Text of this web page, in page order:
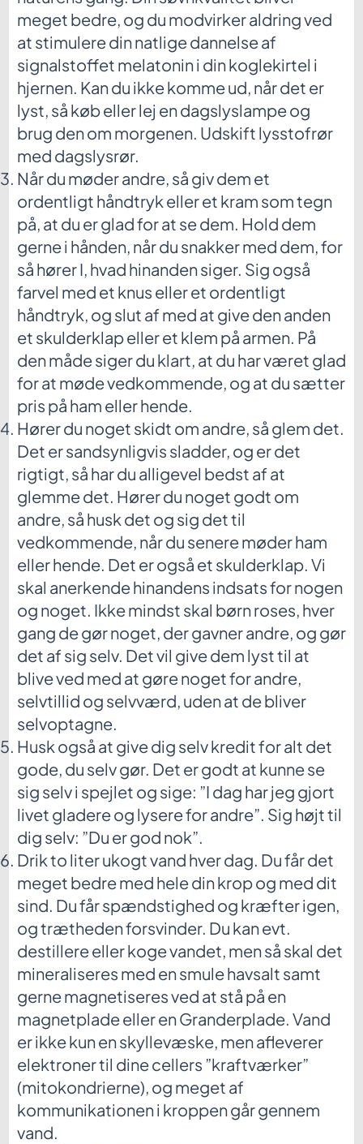
meget bedre, og du modvirker aldring ved
at stimulere din natlige dannelse af
signalstoffet melatonin i din koglekirtel i
hjernen. Kan du ikke komme ud, når det er
lyst, så køb eller lej en dagslyslampe og
brug den om morgenen. Udskift lysstofrør
med dagslysrør.
Når du møder andre, så giv dem et
ordentligt håndtryk eller et kram som tegn
på, at du er glad for at se dem. Hold dem
gerne i hånden, når du snakker med dem, for
så hører I, hvad hinanden siger. Sig også
farvel med et knus eller et ordentligt
håndtryk, og slut af med at give den anden
et skulderklap eller et klem på armen. På
den måde siger du klart, at du har været glad
for at møde vedkommende, og at du sætter
pris på ham eller hende.
Hører du noget skidt om andre, så glem det.
Det er sandsynligvis sladder, og er det
rigtigt, så har du alligevel bedst af at
glemme det. Hører du noget godt om
andre, så husk det og sig det til
vedkommende, når du senere møder ham
eller hende. Det er også et skulderklap. Vi
skal anerkende hinandens indsats for nogen
og noget. Ikke mindst skal børn roses, hver
gang de gør noget, der gavner andre, og gør
det af sig selv. Det vil give dem lyst til at
blive ved med at gøre noget for andre,
selvtillid og selvværd, uden at de bliver
selvoptagne.
Husk også at give dig selv kredit for alt det
gode, du selv gør. Det er godt at kunne se
sig selv i spejlet og sige: ”I dag har jeg gjort
livet gladere og lysere for andre”. Sig højt til
dig selv: ”Du er god nok”.
Drik to liter ukogt vand hver dag. Du får det
meget bedre med hele din krop og med dit
sind. Du får spændstighed og kræfter igen,
og trætheden forsvinder. Du kan evt.
destillere eller koge vandet, men så skal det
mineraliseres med en smule havsalt samt
gerne magnetiseres ved at stå på en
magnetplade eller en Granderplade. Vand
er ikke kun en skyllevæske, men afleverer
elektroner til dine cellers ”kraftværker”
(mitokondrierne), og meget af
kommunikationen i kroppen går gennem
vand.